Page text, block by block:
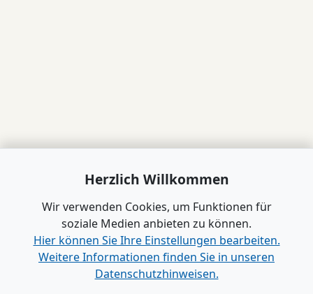
Herzlich Willkommen
Wir verwenden Cookies, um Funktionen für
soziale Medien anbieten zu können.
Hier können Sie Ihre Einstellungen bearbeiten.
Weitere Informationen finden Sie in unseren
Datenschutzhinweisen.